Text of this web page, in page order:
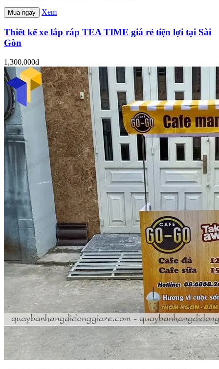
Mua ngay Xem
Thiết kế xe lắp ráp TEA TIME giá rẻ tiện lợi tại Sài
Gòn
1,300,000đ